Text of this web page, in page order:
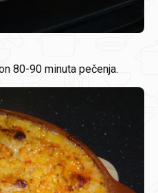
80-90 minuta pečenja.